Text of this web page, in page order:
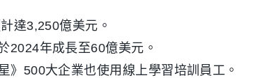
達3,250億美元。
2024年成長至60億美元。
》500大企業也使用線上學習培訓員工。